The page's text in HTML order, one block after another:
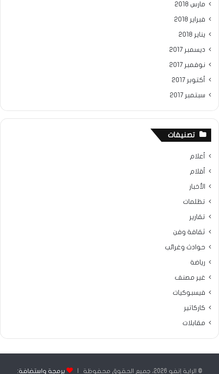
مارس 2018
فبراير 2018
يناير 2018
ديسمبر 2017
نوفمبر 2017
أكتوبر 2017
سبتمبر 2017
تصنيفات
أعلام
أقلام
الأخبار
تظلمات
تقارير
ثقافة وفن
حوادث وغرائب
رياضة
غير مصنف
فيسبوكيات
كاركاتير
مقابلات
© الراية إنفو 2026، جميع الحقوق محفوظة | برمجة واستضافة: